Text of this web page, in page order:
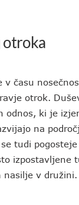
otroka
času
otrok.
ki je
na
tudi
nasilje v družini.